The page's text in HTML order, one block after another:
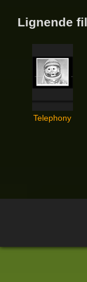
Lignende
Telephony